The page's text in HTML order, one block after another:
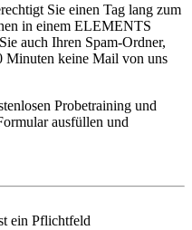
Sie einen Tag lang zum
in einem ELEMENTS
auch Ihren Spam-Ordner,
Minuten keine Mail von uns
Probetraining und
ausfüllen und
ein Pflichtfeld